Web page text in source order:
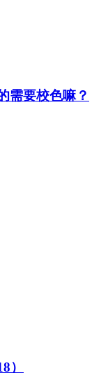
需要校色嘛？
）